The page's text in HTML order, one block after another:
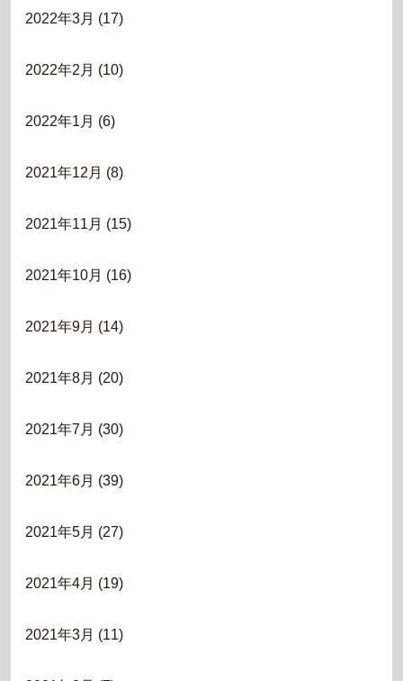
2022年3月 (17)
2022年2月 (10)
2022年1月 (6)
2021年12月 (8)
2021年11月 (15)
2021年10月 (16)
2021年9月 (14)
2021年8月 (20)
2021年7月 (30)
2021年6月 (39)
2021年5月 (27)
2021年4月 (19)
2021年3月 (11)